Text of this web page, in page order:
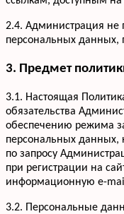
2.4. Администрация не
персональных данных,
3. Предмет
3.1. Настоящая
обязательства
обеспечению режима
персональных данных,
по запросу
при регистрации на
информационную e-
3.2. Персональные